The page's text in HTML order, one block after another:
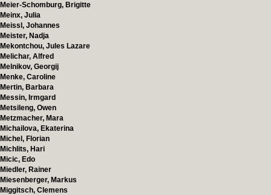
Meier-Schomburg, Brigitte
Meinx, Julia
Meissl, Johannes
Meister, Nadja
Mekontchou, Jules Lazare
Melichar, Alfred
Melnikov, Georgij
Menke, Caroline
Mertin, Barbara
Messin, Irmgard
Metsileng, Owen
Metzmacher, Mara
Michailova, Ekaterina
Michel, Florian
Michlits, Hari
Micic, Edo
Miedler, Rainer
Miesenberger, Markus
Miggitsch, Clemens